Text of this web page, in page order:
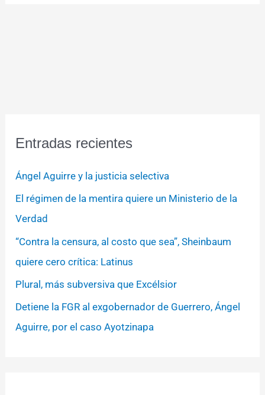
Entradas recientes
Ángel Aguirre y la justicia selectiva
El régimen de la mentira quiere un Ministerio de la
Verdad
“Contra la censura, al costo que sea”, Sheinbaum
quiere cero crítica: Latinus
Plural, más subversiva que Excélsior
Detiene la FGR al exgobernador de Guerrero, Ángel
Aguirre, por el caso Ayotzinapa